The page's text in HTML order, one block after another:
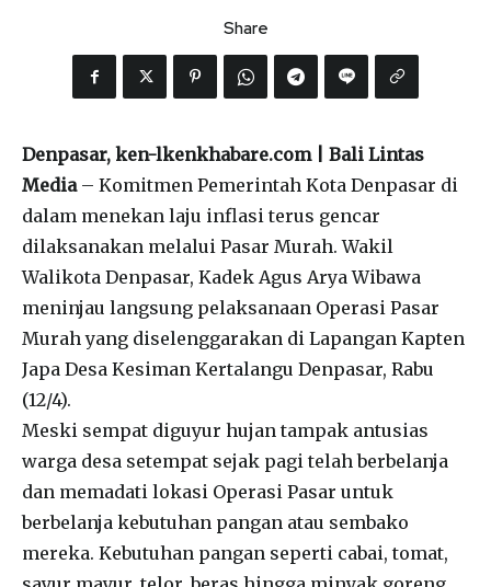
Share
Denpasar, ken-lkenkhabare.com | Bali Lintas
Media – Komitmen Pemerintah Kota Denpasar di
dalam menekan laju inflasi terus gencar
dilaksanakan melalui Pasar Murah. Wakil
Walikota Denpasar, Kadek Agus Arya Wibawa
meninjau langsung pelaksanaan Operasi Pasar
Murah yang diselenggarakan di Lapangan Kapten
Japa Desa Kesiman Kertalangu Denpasar, Rabu
(12/4).
Meski sempat diguyur hujan tampak antusias
warga desa setempat sejak pagi telah berbelanja
dan memadati lokasi Operasi Pasar untuk
berbelanja kebutuhan pangan atau sembako
mereka. Kebutuhan pangan seperti cabai, tomat,